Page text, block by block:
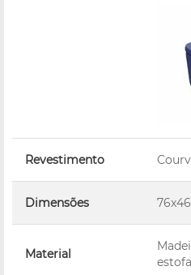
Revestimento
Dimensões
Material